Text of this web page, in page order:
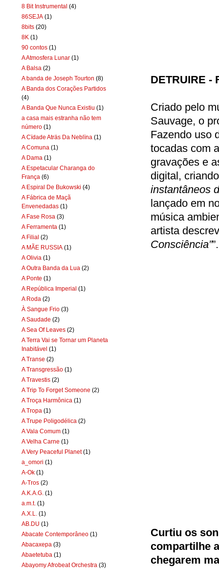
DETRUIRE -
Criado pelo
Sauvage, o
Fazendo uso
tocadas com
gravações e
digital,
instantâneos
lançado em
música
artista
Consciência”
Curtiu os
compartilhe
chegarem
8 Bit Instrumental (4)
86SEJA (1)
8bits (20)
8K (1)
90 contos (1)
A Atmosfera Lunar (1)
A Balsa (2)
A banda de Joseph Tourton (8)
A Banda dos Corações Partidos
(4)
A Banda Que Nunca Existiu (1)
a casa mais estranha não tem
número (1)
A Cïdade Aträs Da Neblïna (1)
A Comuna (1)
A Dama (1)
A Espetacular Charanga do
França (6)
A Espiral De Bukowski (4)
A Fábrica de Maçã
Envenedadas (1)
A Fase Rosa (3)
A Ferramenta (1)
A Filial (2)
A MÃE RUSSIA (1)
A Olivia (1)
A Outra Banda da Lua (2)
A Ponte (1)
A República Imperial (1)
A Roda (2)
À Sangue Frio (3)
A Saudade (2)
A Sea Of Leaves (2)
A Terra Vai se Tornar um Planeta
Inabitável (1)
A Transe (2)
A Transgressão (1)
A Travestis (2)
A Trip To Forget Someone (2)
A Troça Harmônica (1)
A Tropa (1)
A Trupe Poligodélica (2)
A Vala Comum (1)
A Velha Carne (1)
A Very Peaceful Planet (1)
a_omori (1)
A-Ok (1)
A-Tros (2)
A.K.A.G. (1)
a.m.t. (1)
A.X.L.
(1)
AB.DU (1)
Abacate Contemporâneo (1)
Abacaxepa (3)
Abaetetuba (1)
Abayomy Afrobeat Orchestra (3)